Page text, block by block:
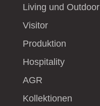
Living und Outdoor
Visitor
Produktion
Hospitality
AGR
Kollektionen